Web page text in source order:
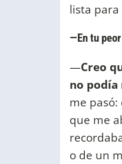
lista para
—En tu
—Creo
no podía
me pasó:
que me
o de un